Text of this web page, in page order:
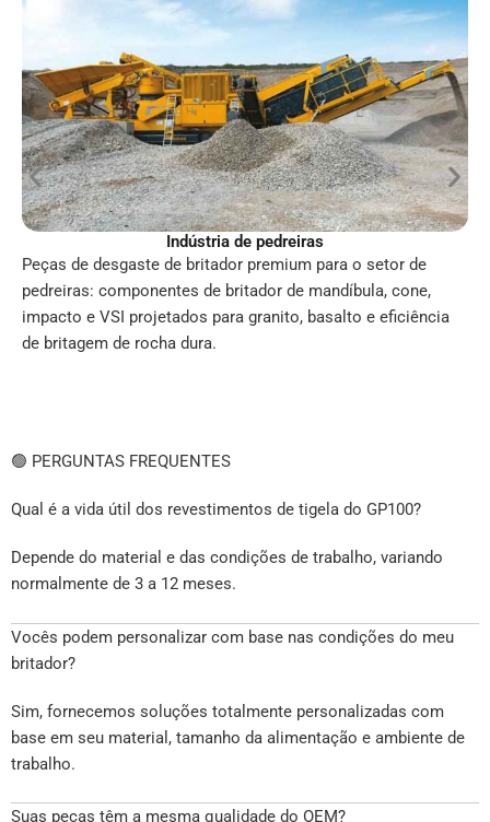
Indústria de pedreiras
Peças de desgaste de britador premium para o setor de
pedreiras: componentes de britador de mandíbula, cone,
impacto e VSI projetados para granito, basalto e eficiência
de britagem de rocha dura.
🟢 PERGUNTAS FREQUENTES
Qual é a vida útil dos revestimentos de tigela do GP100?
Depende do material e das condições de trabalho, variando
normalmente de 3 a 12 meses.
Vocês podem personalizar com base nas condições do meu
britador?
Sim, fornecemos soluções totalmente personalizadas com
base em seu material, tamanho da alimentação e ambiente de
trabalho.
Suas peças têm a mesma qualidade do OEM?